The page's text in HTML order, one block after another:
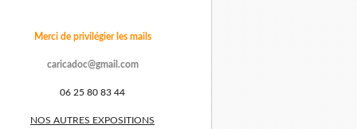
Merci de privilégier les mails
caricadoc@gmail.com
06 25 80 83 44
NOS AUTRES EXPOSITIONS